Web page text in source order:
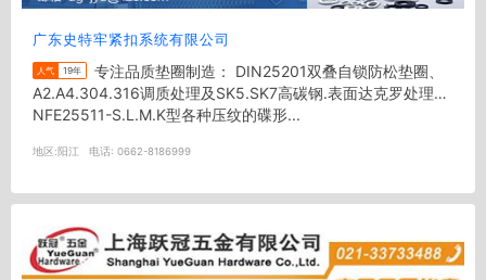
广东史特牢紧扣系统有限公司
人气 19年
A2.A4.304.316调质处理及SK5.SK7高碳钢.表面达克罗处理
NFE25511-S.L.M.K型各种压纹的碟形...
地区: 阳江 电话: 0662-8186999